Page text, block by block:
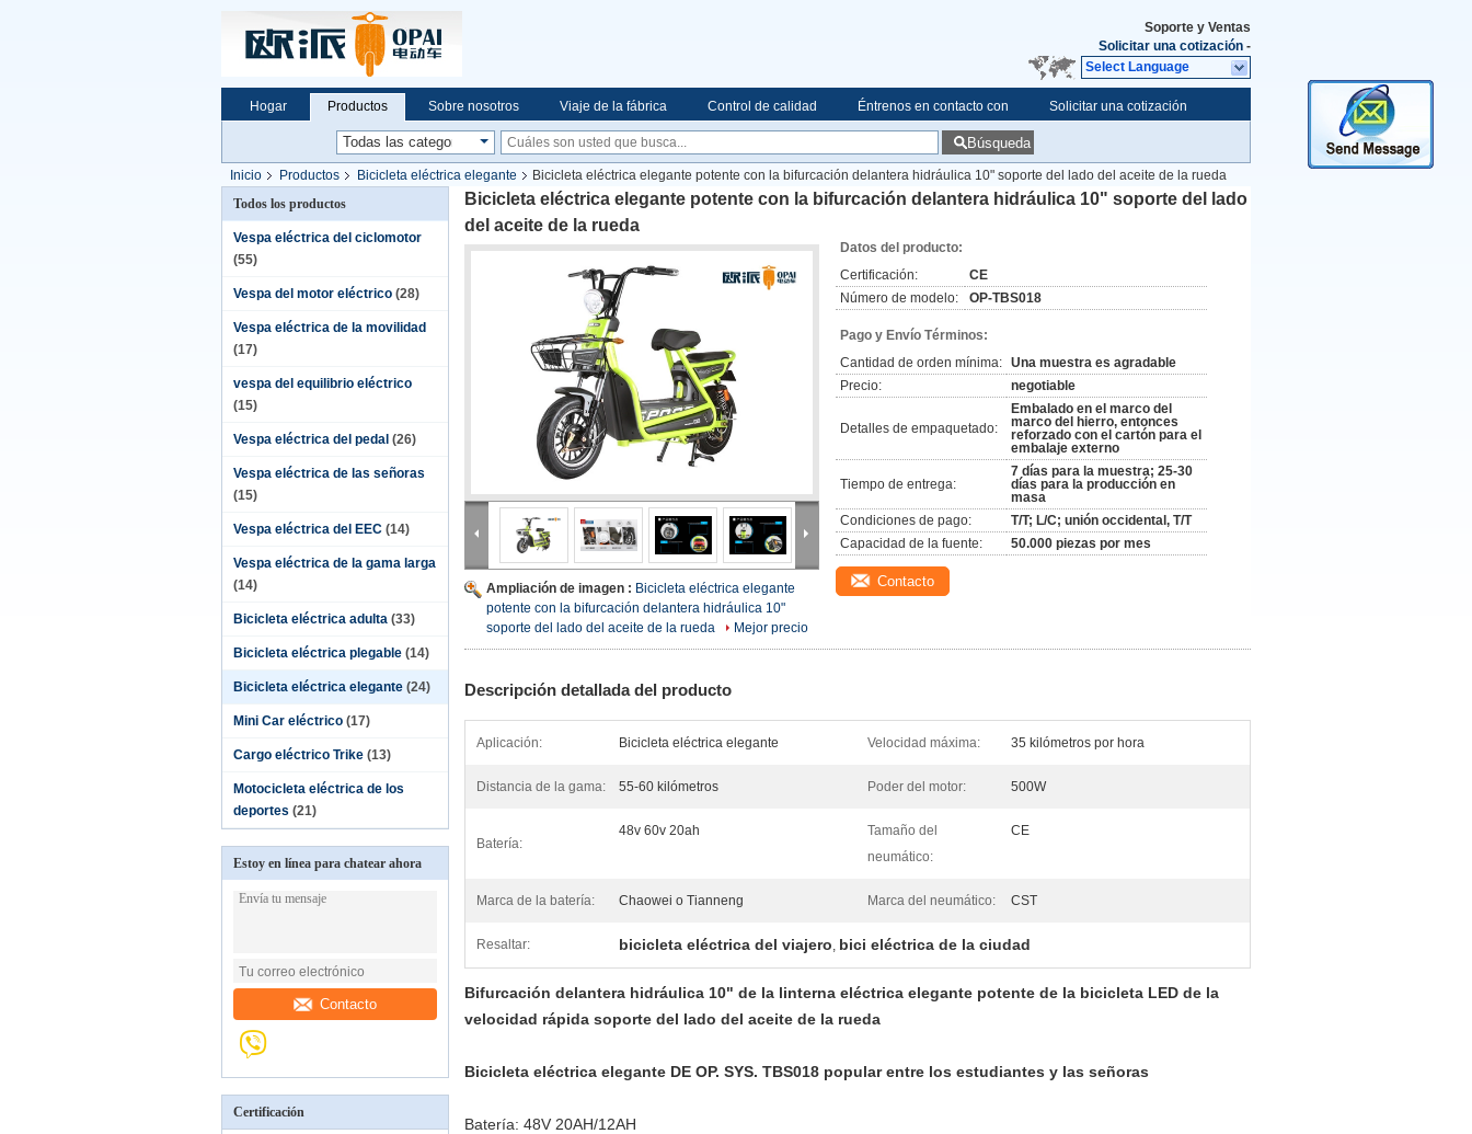
Soporte y Ventas
Solicitar una cotización -
Select Language
Hogar Productos Sobre nosotros Viaje de la fábrica Control de calidad Éntrenos en contacto con Solicitar una cotización
Búsqueda
Inicio Productos Bicicleta eléctrica elegante
Bicicleta eléctrica elegante potente con la bifurcación delantera hidráulica 10" soporte del lado del aceite de la rueda
Todos los productos
Vespa eléctrica del ciclomotor
(55)
Vespa del motor eléctrico (28)
Vespa eléctrica de la movilidad
(17)
vespa del equilibrio eléctrico
(15)
Vespa eléctrica del pedal (26)
Vespa eléctrica de las señoras
(15)
Vespa eléctrica del EEC (14)
Vespa eléctrica de la gama larga
(14)
Bicicleta eléctrica adulta (33)
Bicicleta eléctrica plegable (14)
Bicicleta eléctrica elegante (24)
Mini Car eléctrico (17)
Cargo eléctrico Trike (13)
Motocicleta eléctrica de los
deportes (21)
Estoy en línea para chatear ahora
Contacto
Certificación
Bicicleta eléctrica elegante potente con la bifurcación delantera hidráulica 10" soporte del lado
del aceite de la rueda
Ampliación de imagen : Bicicleta eléctrica elegante
potente con la bifurcación delantera hidráulica 10"
soporte del lado del aceite de la rueda
Mejor precio
Datos del producto:
Certificación:
CE
Número de modelo:
OP-TBS018
Pago y Envío Términos:
Cantidad de orden mínima: Una muestra es agradable
Precio:
negotiable
Detalles de empaquetado:
Embalado en el marco del
marco del hierro, entonces
reforzado con el cartón para el
embalaje externo
Tiempo de entrega:
7 días para la muestra; 25-30
días para la producción en
masa
Condiciones de pago:
T/T; L/C; unión occidental, T/T
Capacidad de la fuente:
50.000 piezas por mes
Contacto
Descripción detallada del producto
Aplicación: Bicicleta eléctrica elegante Velocidad máxima: 35 kilómetros por hora
Distancia de la gama: 55-60 kilómetros Poder del motor: 500W
Batería:
48v 60v 20ah
Tamaño del
neumático:
CE
Marca de la batería: Chaowei o Tianneng Marca del neumático: CST
Resaltar: bicicleta eléctrica del viajero, bici eléctrica de la ciudad
Bifurcación delantera hidráulica 10" de la linterna eléctrica elegante potente de la bicicleta LED de la
velocidad rápida soporte del lado del aceite de la rueda
Bicicleta eléctrica elegante DE OP. SYS. TBS018 popular entre los estudiantes y las señoras
Batería: 48V 20AH/12AH